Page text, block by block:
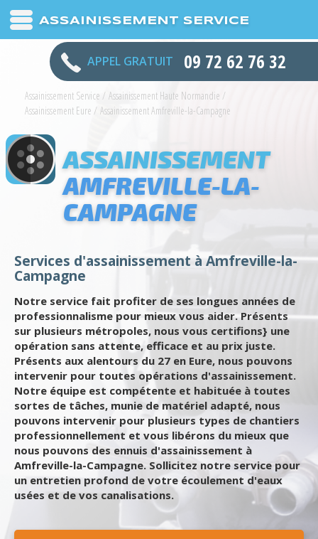
ASSAINISSEMENT SERVICE
APPEL GRATUIT 09 72 62 76 32
Assainissement Service / Assainissement Haute Normandie /
Assainissement Eure / Assainissement Amfreville-la-Campagne
ASSAINISSEMENT
AMFREVILLE-LA-
CAMPAGNE
Services d'assainissement à Amfreville-la-
Campagne
Notre service fait profiter de ses longues années de
professionnalisme pour mieux vous aider. Présents
sur plusieurs métropoles, nous vous certifions} une
opération sans attente, efficace et au prix juste.
Présents aux alentours du 27 en Eure, nous pouvons
intervenir pour toutes opérations d'assainissement.
Notre équipe est compétente et habituée à toutes
sortes de tâches, munie de matériel adapté, nous
pouvons intervenir pour plusieurs types de chantiers
professionnellement et vous libérons du mieux que
nous pouvons des ennuis d'assainissement à
Amfreville-la-Campagne. Sollicitez notre service pour
un entretien profond de votre écoulement d'eaux
usées et de vos canalisations.